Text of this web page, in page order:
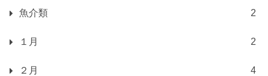
魚介類 2
１月 2
２月 4